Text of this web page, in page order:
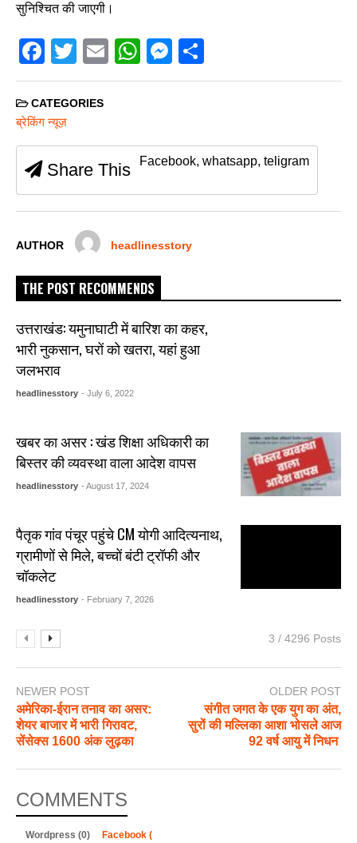
सुनिश्चित की जाएगी।
F
a
c
e
b
o
o
T
wi
tt
E
m
W
h
A
p
M
e
n
er
h
CATEGORIES
ब्रेकिंग न्यूज़
Share This Facebook, whatsapp, teligram
AUTHOR headlinesstory
THE POST RECOMMENDS
उत्तराखंड: यमुनाघाटी में बारिश का कहर,
भारी नुकसान, घरों को खतरा, यहां हुआ
जलभराव
headlinesstory - July 6, 2022
खबर का असर : खंड शिक्षा अधिकारी का
बिस्तर की व्यवस्था वाला आदेश वापस
headlinesstory - August 17, 2024
पैतृक गांव पंचूर पहुंचे CM योगी आदित्यनाथ,
ग्रामीणों से मिले, बच्चों बंटी ट्रॉफी और
चॉकलेट
headlinesstory - February 7, 2026
3 / 4296 Posts
NEWER POST
अमेरिका-ईरान तनाव का असर:
शेयर बाजार में भारी गिरावट,
सेंसेक्स 1600 अंक लुढ़का
OLDER POST
संगीत जगत के एक युग का अंत,
सुरों की मल्लिका आशा भोसले आज
92 वर्ष आयु में निधन
COMMENTS
Wordpress (0) Facebook (